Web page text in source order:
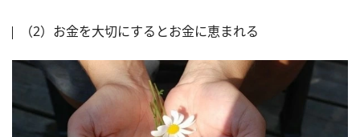
（2）お金を大切にするとお金に恵まれる